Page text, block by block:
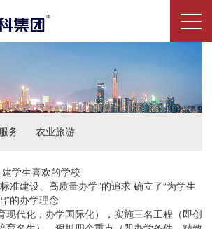
务
农业旅游
学生喜欢的学校
准建设、高质量办学”的追求 确立了“为学生
”的办学理念
现代化，办学国际化），实施三名工程（即创